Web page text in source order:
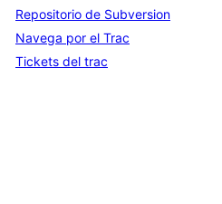
Repositorio de Subversion
Navega por el Trac
Tickets del trac